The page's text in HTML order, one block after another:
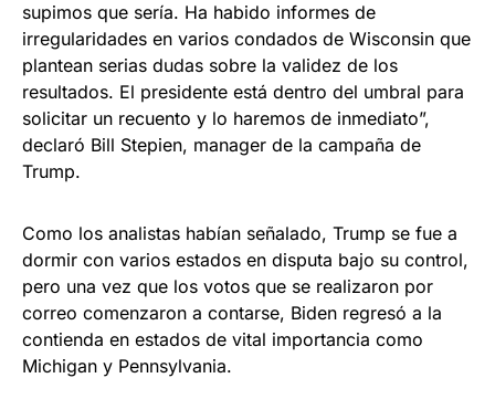
supimos que sería. Ha habido informes de
irregularidades en varios condados de Wisconsin que
plantean serias dudas sobre la validez de los
resultados. El presidente está dentro del umbral para
solicitar un recuento y lo haremos de inmediato”,
declaró Bill Stepien, manager de la campaña de
Trump.
Como los analistas habían señalado, Trump se fue a
dormir con varios estados en disputa bajo su control,
pero una vez que los votos que se realizaron por
correo comenzaron a contarse, Biden regresó a la
contienda en estados de vital importancia como
Michigan y Pennsylvania.